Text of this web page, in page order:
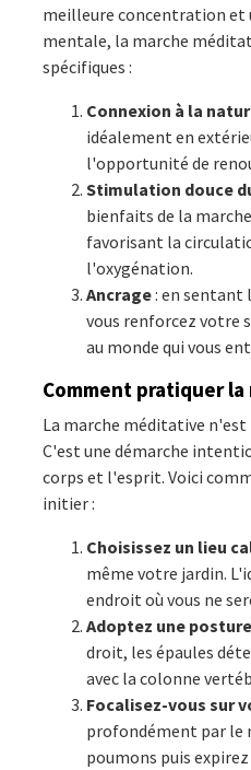
meilleure concentration et
mentale, la marche
spécifiques :
Connexion à la
idéalement en
l'opportunité de
Stimulation douce
bienfaits de la
favorisant la
l'oxygénation.
Ancrage: en sentant
vous renforcez votre
au monde qui vous
Comment pratiquer
La marche méditative n'est
C'est une démarche
corps et l'esprit. Voici
initier :
Choisissez un lieu
même votre jardin.
endroit où vous ne
Adoptez une
droit, les épaules
avec la colonne
Focalisez-vous sur
profondément par le
poumons puis